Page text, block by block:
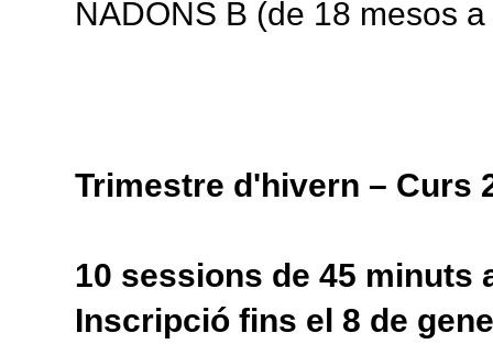
NADONS B (de 18 mesos
Trimestre d'hivern – Curs
10 sessions de 45 minuts
Inscripció fins el 8 de